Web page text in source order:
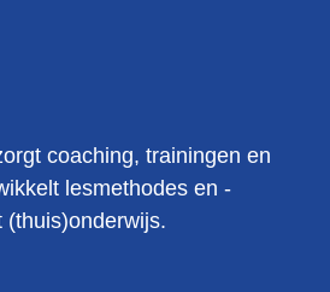
coaching, trainingen en
lesmethodes en -
(thuis)onderwijs.